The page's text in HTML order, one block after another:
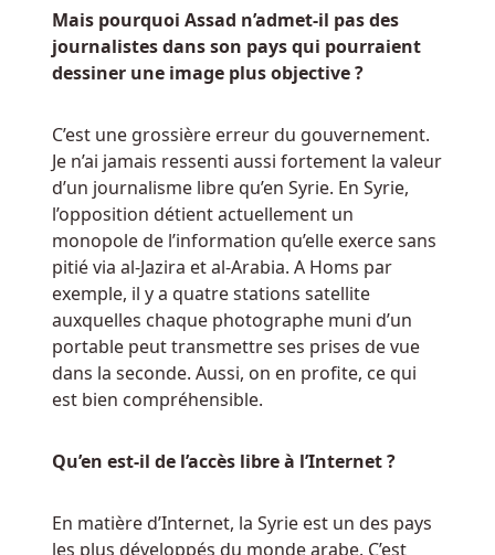
proposent
bonus
fortune
machines
Mais pourquoi Assad n’admet-il pas des
journalistes dans son pays qui pourraient
dessiner une image plus objective ?
C’est une grossière erreur du gouvernement.
Je n’ai jamais ressenti aussi fortement la valeur
d’un journalisme libre qu’en Syrie. En Syrie,
l’opposition détient actuellement un
monopole de l’information qu’elle exerce sans
pitié via al-Jazira et al-Arabia. A Homs par
exemple, il y a quatre stations satellite
auxquelles chaque photographe muni d’un
portable peut transmettre ses prises de vue
dans la seconde. Aussi, on en profite, ce qui
est bien compréhensible.
Qu’en est-il de l’accès libre à l’Internet ?
En matière d’Internet, la Syrie est un des pays
les plus développés du monde arabe. C’est